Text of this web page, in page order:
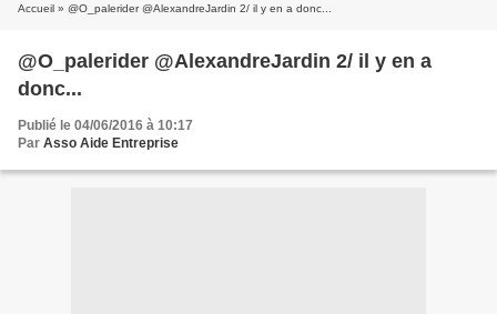
Accueil » @O_palerider @AlexandreJardin 2/ il y en a donc...
@O_palerider @AlexandreJardin 2/ il y en a
donc...
Publié le 04/06/2016 à 10:17
Par Asso Aide Entreprise